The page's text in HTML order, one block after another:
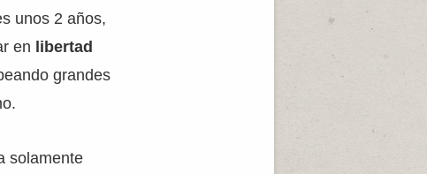
unos 2 años,
en libertad
grandes
solamente